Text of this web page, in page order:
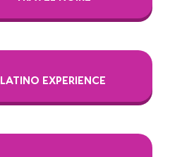
LATINO EXPERIENCE